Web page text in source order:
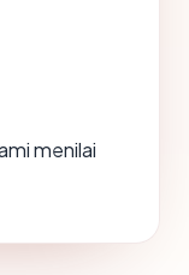
menilai